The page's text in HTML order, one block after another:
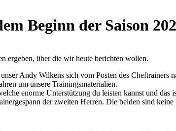
Beginn der Saison
ergeben, über die wir heute berichten wollen.
Andy Wilkens sich vom Posten des Cheftrainers
um unsere Trainingsmaterialien.
enorme Unterstützung du leisten kannst und das
der zweiten Herren. Die beiden sind